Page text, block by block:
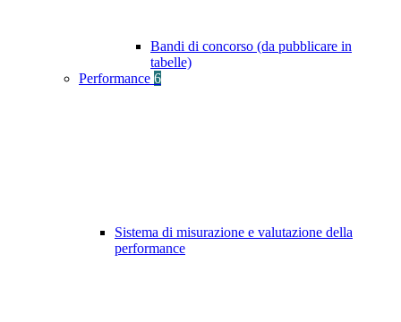
Bandi di concorso (da pubblicare in
tabelle)
Performance 6
Sistema di misurazione e valutazione della
performance